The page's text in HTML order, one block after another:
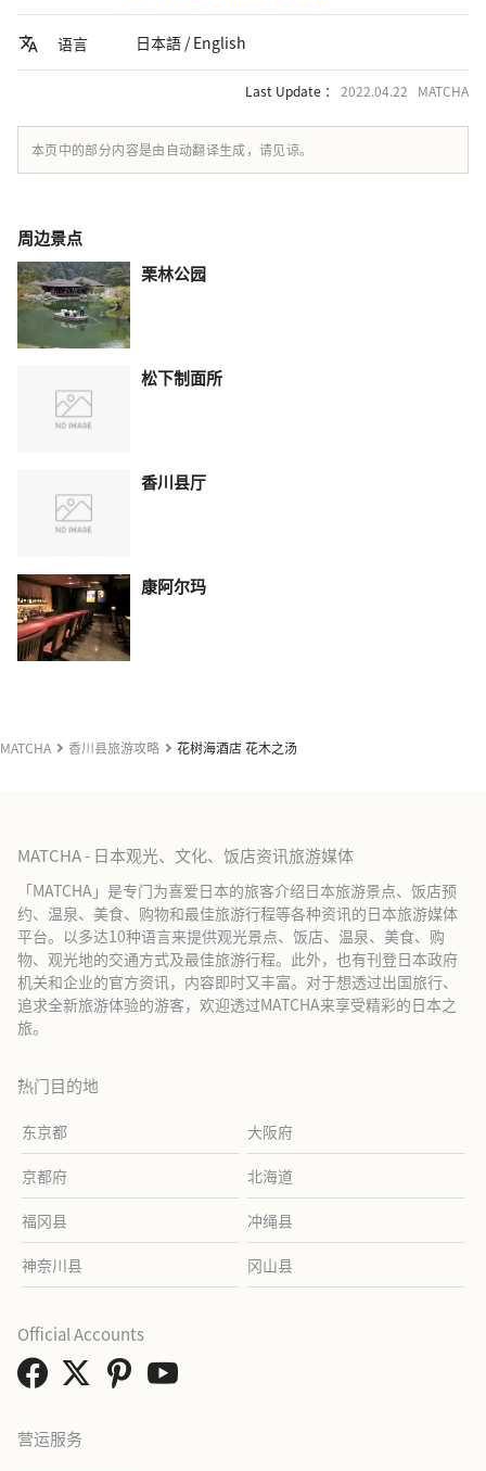
语言 日本語 / English
Last Update ： 2022.04.22 MATCHA
本页中的部分内容是由自动翻译生成，请见谅。
周边景点
栗林公园
松下制面所
香川县厅
康阿尔玛
MATCHA 香川县旅游攻略 花树海酒店 花木之汤
MATCHA - 日本观光、文化、饭店资讯旅游媒体
「MATCHA」是专门为喜爱日本的旅客介绍日本旅游景点、饭店预
约、温泉、美食、购物和最佳旅游行程等各种资讯的日本旅游媒体
平台。以多达10种语言来提供观光景点、饭店、温泉、美食、购
物、观光地的交通方式及最佳旅游行程。此外，也有刊登日本政府
机关和企业的官方资讯，内容即时又丰富。对于想透过出国旅行、
追求全新旅游体验的游客，欢迎透过MATCHA来享受精彩的日本之
旅。
热门目的地
东京都 大阪府
京都府 北海道
福冈县 冲绳县
神奈川县 冈山县
营运服务
Official Accounts